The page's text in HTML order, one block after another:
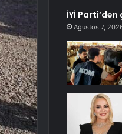
İYİ
Ağustos 7,